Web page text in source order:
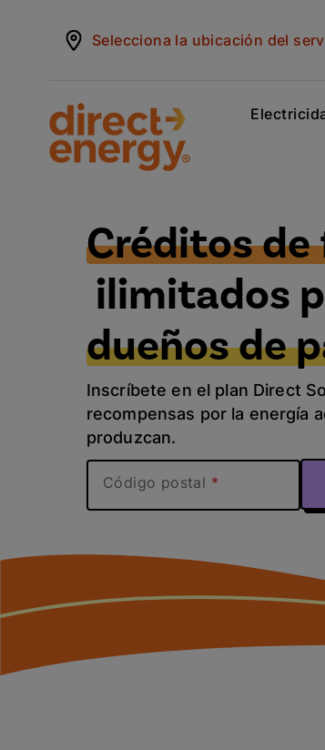
Selecciona la ubicación del
Créditos
ilimitados
dueños de
Inscríbete en el plan Direct
recompensas por la energía
produzcan.
Código postal